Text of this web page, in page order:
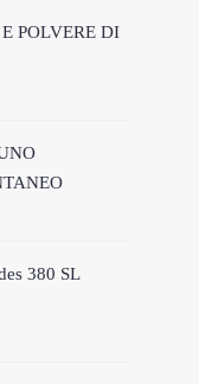
POLVERE DI
380 SL